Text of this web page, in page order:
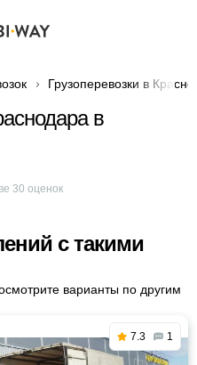
Грузоперевозки в
в
30 оценок
с такими
варианты по другим
7.3 1